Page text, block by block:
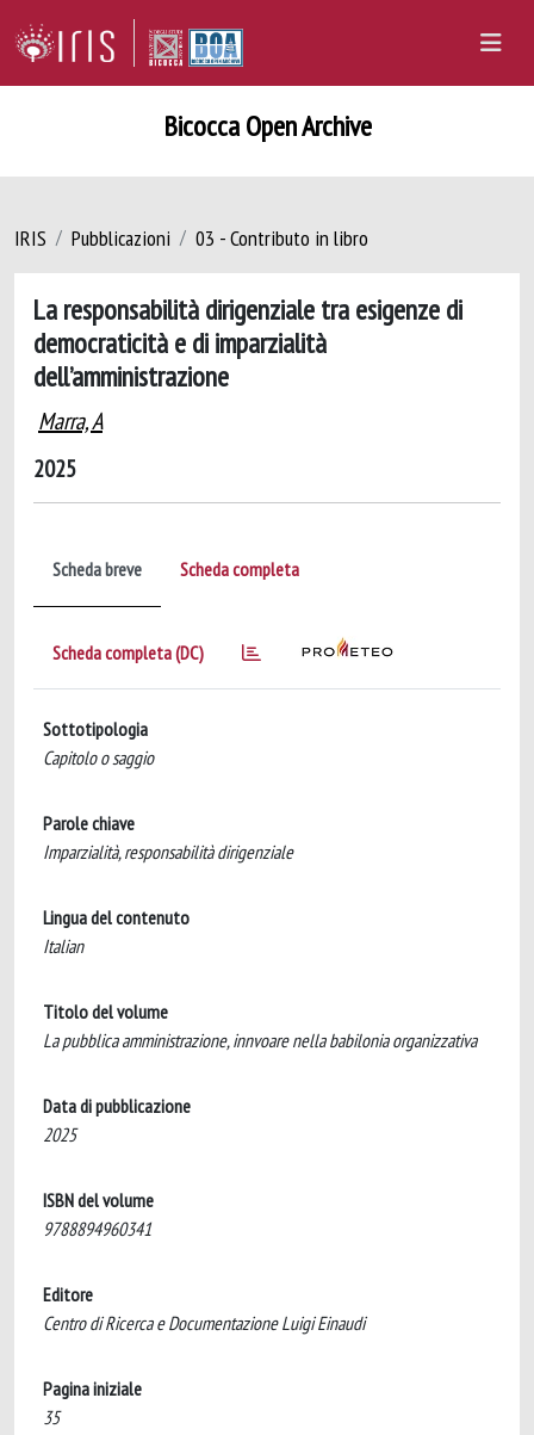
Bicocca Open Archive
IRIS Pubblicazioni 03 - Contributo in libro
La responsabilità dirigenziale tra esigenze di
democraticità e di imparzialità
dell’amministrazione
Marra, A
2025
Scheda breve Scheda completa
Scheda completa (DC)
Sottotipologia
Capitolo o saggio
Parole chiave
Imparzialità, responsabilità dirigenziale
Lingua del contenuto
Italian
Titolo del volume
La pubblica amministrazione, innvoare nella babilonia organizzativa
Data di pubblicazione
2025
ISBN del volume
9788894960341
Editore
Centro di Ricerca e Documentazione Luigi Einaudi
Pagina iniziale
35